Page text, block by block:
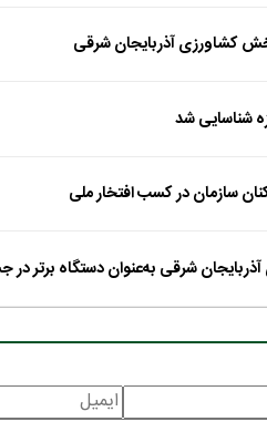
سازمان در کسب افتخار ملی
شرقی به‌عنوان دستگاه برتر در